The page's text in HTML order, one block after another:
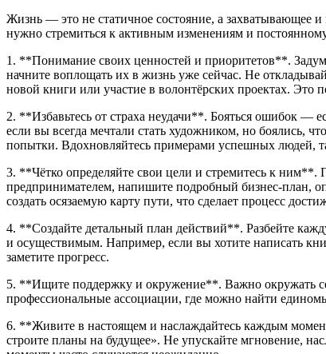
Жизнь — это не статичное состояние, а захватывающее
нужно стремиться к активным изменениям и
1. **Понимание своих ценностей и приоритетов**.
начните воплощать их в жизнь уже сейчас. Не
новой книги или участие в волонтёрских проектах. Это
2. **Избавьтесь от страха неудачи**. Бояться ошибок —
если вы всегда мечтали стать художником, но боялись,
попытки. Вдохновляйтесь примерами успешных людей,
3. **Чётко определяйте свои цели и стремитесь к
предпринимателем, напишите подробный бизнес-план,
создать осязаемую карту пути, что сделает процесс
4. **Создайте детальный план действий**. Разбейте
и осуществимым. Например, если вы хотите написать
заметите прогресс.
5. **Ищите поддержку и окружение**. Важно окружать
профессиональные ассоциации, где можно найти
6. **Живите в настоящем и наслаждайтесь каждым
строите планы на будущее». Не упускайте мгновение,